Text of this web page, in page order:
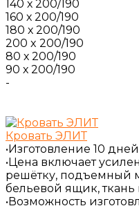
140 х 200/190
160 х 200/190
180 х 200/190
200 x 200/190
80 х 200/190
90 х 200/190
-
Кровать ЭЛИТ
•Изготовление 10
•Цена включает
решётку, подъемный
бельевой ящик, ткань
•Возможность